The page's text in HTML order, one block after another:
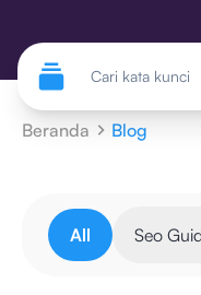
Beranda Blog
All Seo